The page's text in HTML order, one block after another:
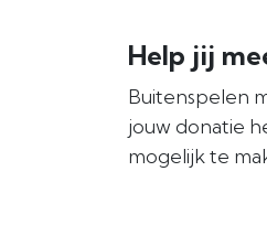
Help jij
Buitenspelen
jouw donatie
mogelijk te